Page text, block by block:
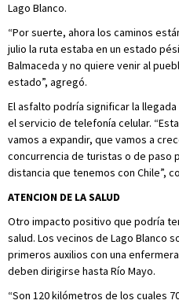
Lago Blanco.
“Por suerte, ahora los caminos
julio la ruta estaba en un estado
Balmaceda y no quiere venir al
estado”, agregó.
El asfalto podría significar la
el servicio de telefonía celular.
vamos a expandir, que vamos a
concurrencia de turistas o de paso
distancia que tenemos con Chile”,
ATENCION DE LA SALUD
Otro impacto positivo que podría
salud. Los vecinos de Lago Blanco
primeros auxilios con una
deben dirigirse hasta Río Mayo.
“Son 120 kilómetros de los cuales